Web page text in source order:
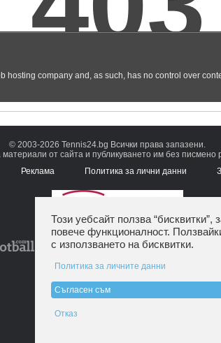
© 2003-2026 Tennis24.bg Всички права запазени.
от сайта и публикуването им без
Реклама Политика за лични данни
Този уебсайт ползва “бисквитки”,
повече функционалност.
с използването на бисквитки.
Политика за личните данни
Съгласен съм
Отказ